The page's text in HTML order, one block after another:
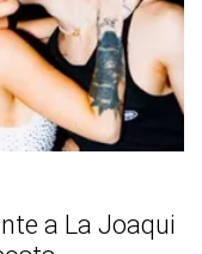
a La Joaqui